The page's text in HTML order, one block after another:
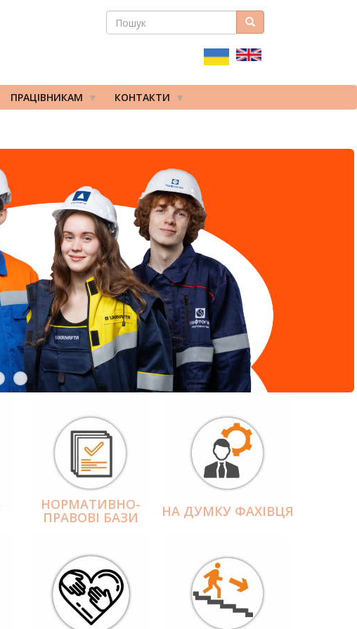
ПОШУКОВА
ПОШУК Пошук
ПРАЦІВНИКАМ КОНТАКТИ
НОРМАТИВНО-
ПРАВОВІ БАЗИ НА ДУМКУ ФАХІВЦЯ